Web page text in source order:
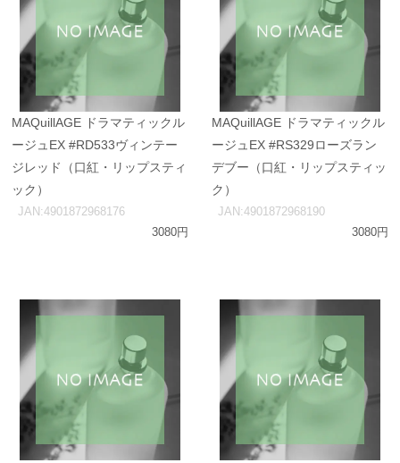
MAQuillAGE ドラマティックル
ージュEX #RD533ヴィンテー
ジレッド（口紅・リップスティ
ック）
JAN:4901872968176
3080円
MAQuillAGE ドラマティックル
ージュEX #RS329ローズラン
デブー（口紅・リップスティッ
ク）
JAN:4901872968190
3080円